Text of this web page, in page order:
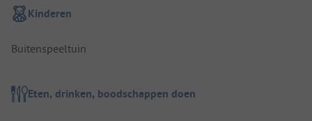
Kinderen
Buitenspeeltuin
Eten, drinken, boodschappen doen